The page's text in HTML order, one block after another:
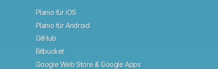
Planio für iOS
Planio für Android
GitHub
Bitbucket
Google Web Store & Google Apps